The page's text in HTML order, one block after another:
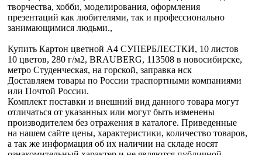
творчества, хобби, моделирования, оформления
презентаций как любителями, так и профессионально
занимающимися людьми.,
Купить Картон цветной А4 СУПЕРБЛЕСТКИ, 10 листов
10 цветов, 280 г/м2, BRAUBERG, 113508 в новосибирске,
метро Студенческая, на горской, заправка нск
Доставляем товары по России траспортными компаниями
или Почтой России.
Комплект поставки и внешний вид данного товара могут
отличаться от указанных или могут быть изменены
производителем без отражения в каталоге. Приведенные
на нашем сайте цены, характеристики, количество товаров,
а так же информация об их наличии на складе носят